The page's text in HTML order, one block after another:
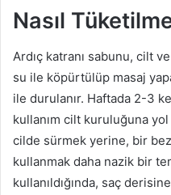
Nasıl
Ardıç katranı sabunu, cilt
su ile köpürtülüp masaj
ile durulanır. Haftada 2-3
kullanım cilt kuruluğuna
cilde sürmek yerine, bir
kullanmak daha nazik bir
kullanıldığında, saç